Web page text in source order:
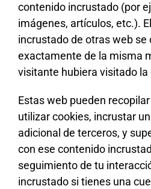
contenido incrustado (por
imágenes, artículos, etc.).
incrustado de otras web se
exactamente de la misma
visitante hubiera visitado la
Estas web pueden
utilizar cookies, incrustar
adicional de terceros, y
con ese contenido
seguimiento de tu
incrustado si tienes una